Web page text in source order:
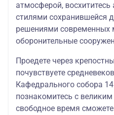
атмосферой,
стилями сохранившейся
решениями современных
оборонительные
Проедете через
почувствуете
Кафедрального собора
познакомитесь с
свободное время